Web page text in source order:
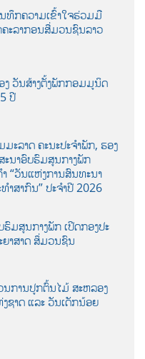
ທຶກຄວາມເຂົ້າໃຈຮ່ວມມື
ະລາກອນສື່ມວນຊົນລາວ
ງ ວັນສ້າງຕັ້ງພັກກອມມູນິດ
ປີ
ະລາດ ຄະນະປະຈໍາພັກ, ຮອງ
ນາອົບຮົມສູນກາງພັກ
“ວັນແຫ່ງການສົນທະນາ
ທຳສາກົນ” ປະຈຳປີ 2026
ຮົມສູນກາງພັກ ເປີດກອງປະ
າສາດ ສຶ່ມວນຊົນ
ນການປູກຕົ້ນໄມ້ ສະຫລອງ
ຊາດ ແລະ ວັນເດັກນ້ອຍ